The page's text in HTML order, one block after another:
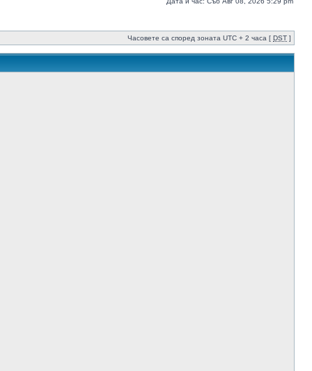
Часовете са според зоната UTC + 2 часа [ DST ]